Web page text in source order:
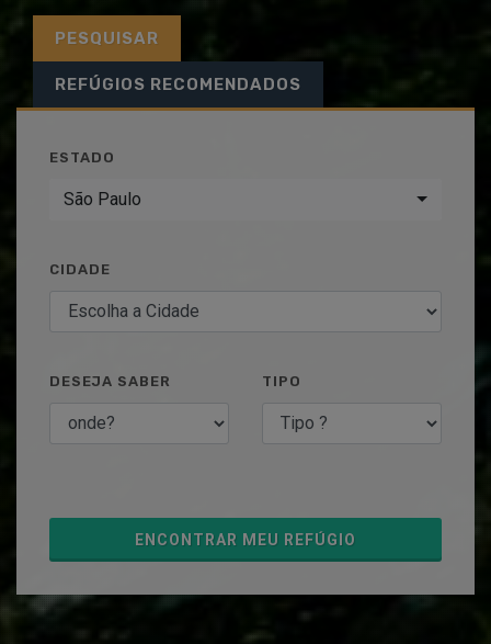
PESQUISAR
REFÚGIOS RECOMENDADOS
ESTADO
São Paulo
CIDADE
DESEJA SABER TIPO